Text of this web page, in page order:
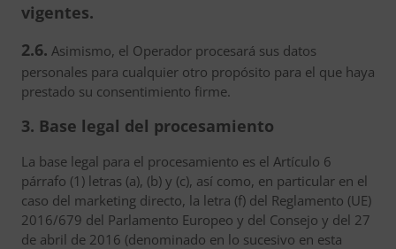
vigentes.
2.6. Asimismo, el Operador procesará sus datos
personales para cualquier otro propósito para el que haya
prestado su consentimiento firme.
3. Base legal del procesamiento
La base legal para el procesamiento es el Artículo 6
párrafo (1) letras (a), (b) y (c), así como, en particular en el
caso del marketing directo, la letra (f) del Reglamento (UE)
2016/679 del Parlamento Europeo y del Consejo y del 27
de abril de 2016 (denominado en lo sucesivo en esta